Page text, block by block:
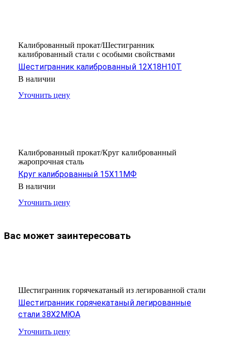
Калиброванный прокат/Шестигранник
калиброванный стали с особыми свойствами
Шестигранник калиброванный 12X18H10T
В наличии
Уточнить цену
Калиброванный прокат/Круг калиброванный
жаропрочная сталь
Круг калиброванный 15Х11МФ
В наличии
Уточнить цену
Вас может заинтересовать
Шестигранник горячекатаный из легированной стали
Шестигранник горячекатаный легированные
стали 38Х2МЮА
Уточнить цену